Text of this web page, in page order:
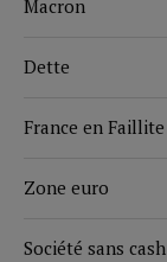
Macron
Dette
France en Faillite
Zone euro
Société sans cash